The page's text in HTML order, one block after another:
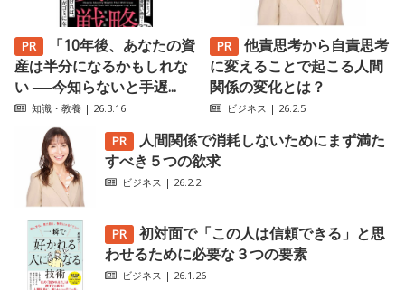
「10年後、あなたの資
産は半分になるかもしれな
い ──今知らないと手遅...
知識・教養 | 26.3.16
他責思考から自責思考
に変えることで起こる人間
関係の変化とは？
ビジネス | 26.2.5
人間関係で消耗しないためにまず満た
すべき５つの欲求
ビジネス | 26.2.2
初対面で「この人は信頼できる」と思
わせるために必要な３つの要素
ビジネス | 26.1.26